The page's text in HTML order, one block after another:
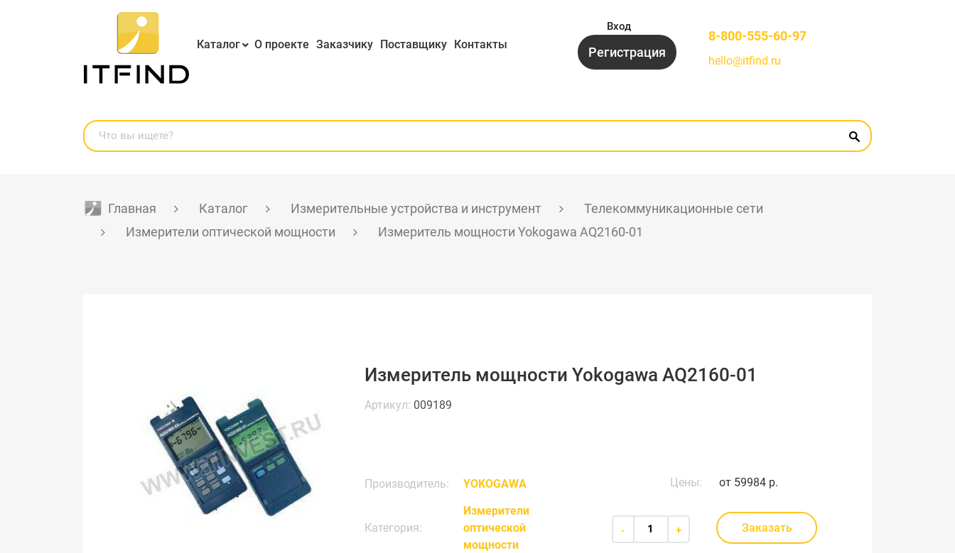
Каталог О проекте Заказчику Поставщику Контакты
Вход
Регистрация
8-800-555-60-97
hello@itfind.ru
Главная Каталог Измерительные устройства и инструмент
Телекоммуникационные сети
Измерители оптической мощности
Измеритель мощности Yokogawa AQ2160-01
Измеритель мощности Yokogawa AQ2160-01
Артикул: 009189
Производитель: YOKOGAWA
Категория:
Измерители
оптической
мощности
Цены: от 59984 р.
- + Заказать